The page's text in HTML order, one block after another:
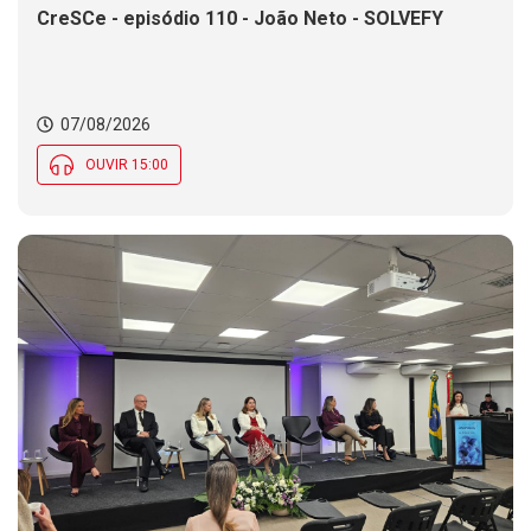
CreSCe - episódio 110 - João Neto - SOLVEFY
07/08/2026
OUVIR 15:00